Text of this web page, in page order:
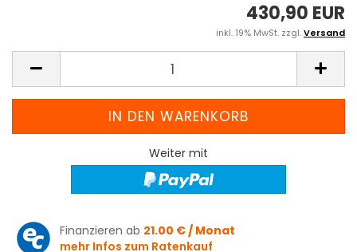
430,90 EUR
inkl. 19% MwSt. zzgl.Versand
Weiter mit
Finanzieren ab 21.00 € / Monat
mehr Infos zum Ratenkauf